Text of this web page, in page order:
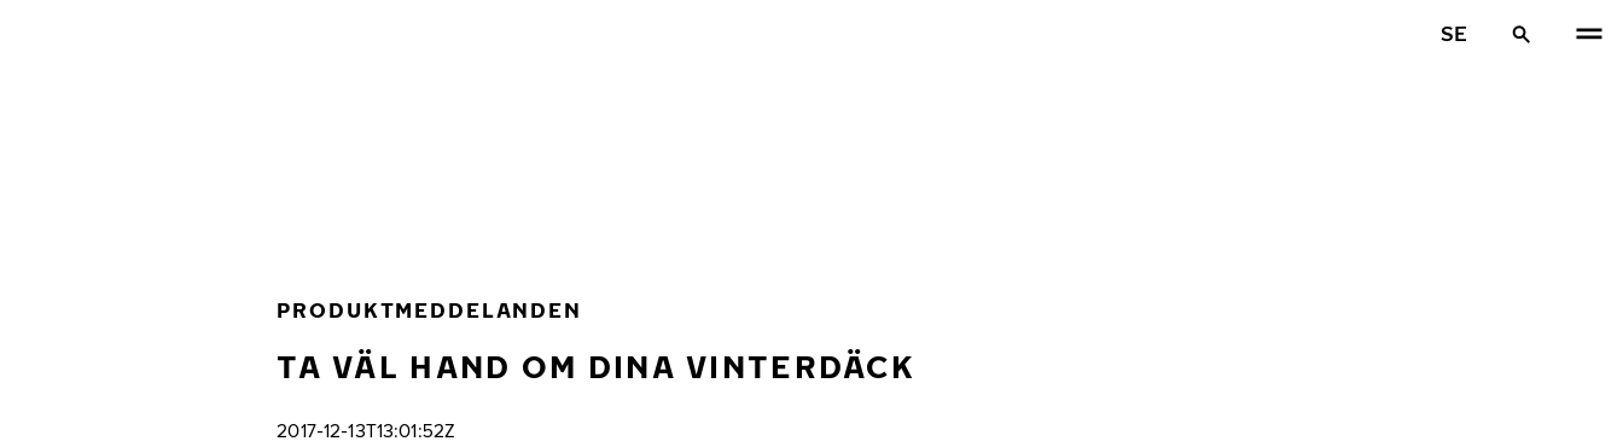
SE
PRODUKTMEDDELANDEN
TA VÄL HAND OM DINA VINTERDÄCK
2017-12-13T13:01:52Z